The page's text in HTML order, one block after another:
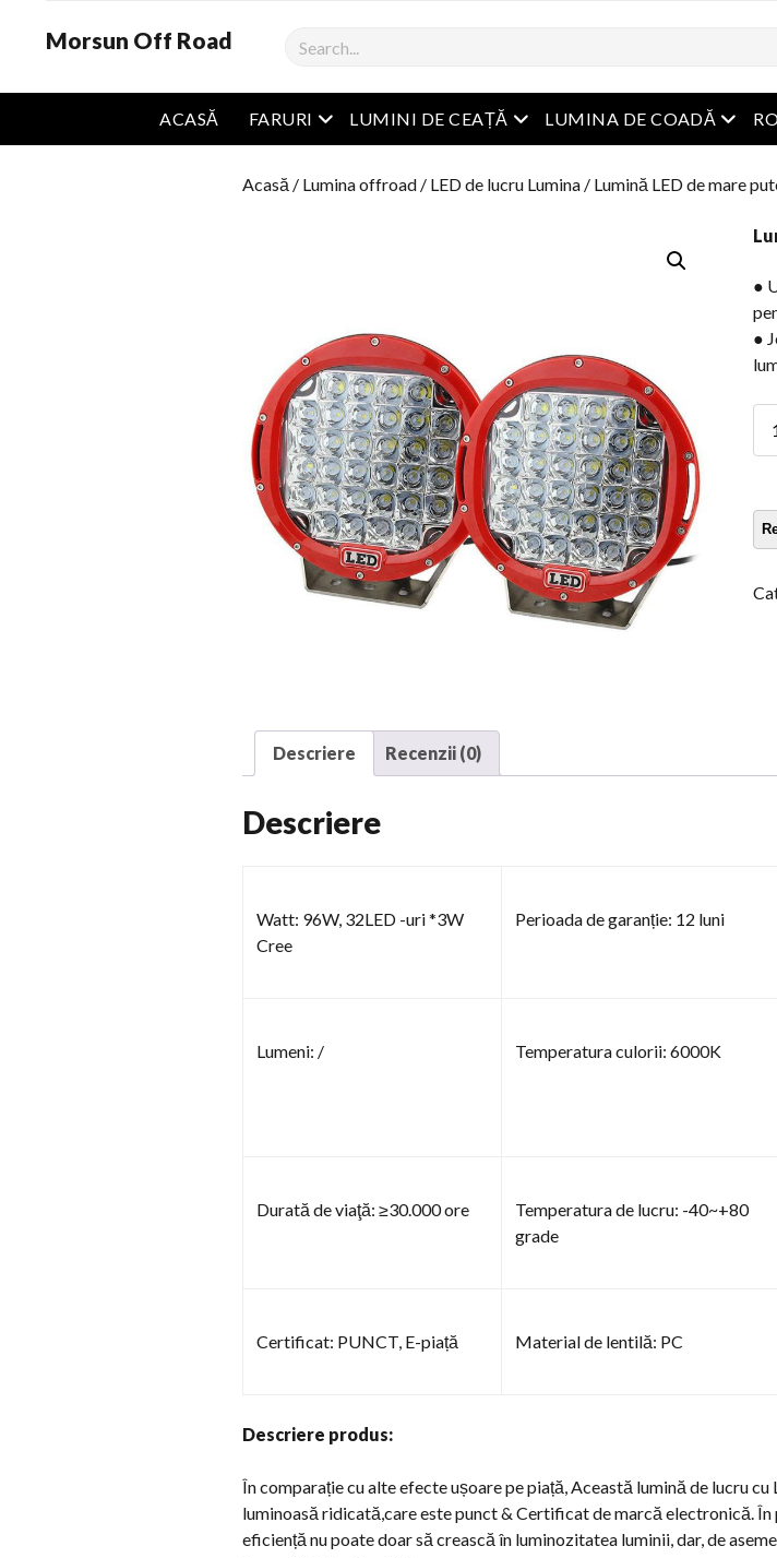
Morsun Off Road Căutare
ACASĂ FARURI Meniu Deschide
LUMINI DE CEAȚĂ Meniu Deschide
LUMINA DE COADĂ Meniu
Acasă / Lumina offroad / LED de lucru Lumina / Lumină LED de mare
●
●
Descriere Recenzii (0)
Descriere
Watt: 96W, 32LED -uri *3W
Cree
Perioada de garanție: 12 luni
Lumeni: / Temperatura culorii: 6000K
Durată de viaţă: ≥30.000 ore
Temperatura de lucru: -40~+80
grade
Certificat: PUNCT, E-piață Material de lentilă: PC
Descriere produs:
În comparație cu alte efecte ușoare pe piață, Această lumină de lucru
luminoasă ridicată,care este punct & Certificat de marcă electronică.
eficiență nu poate doar să crească în luminozitatea luminii, dar, de